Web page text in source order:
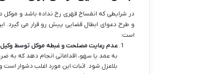
در شرایطی که انفساخ قهری رخ نداده باشد و موکل
و طرح دعوای ابطال قضایی پیش رو قرار می گیرد.
است:
عدم رعایت مصلحت و غبطه موکل توسط
به عمد یا سهو، اقداماتی انجام دهد که به
بلاعزل شود. اثبات این مورد اغلب دشوار